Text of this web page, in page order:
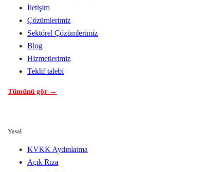
İletişim
Çözümlerimiz
Sektörel Çözümlerimiz
Blog
Hizmetlerimiz
Teklif talebi
Tümünü gör →
Yasal
KVKK Aydınlatma
Açık Rıza